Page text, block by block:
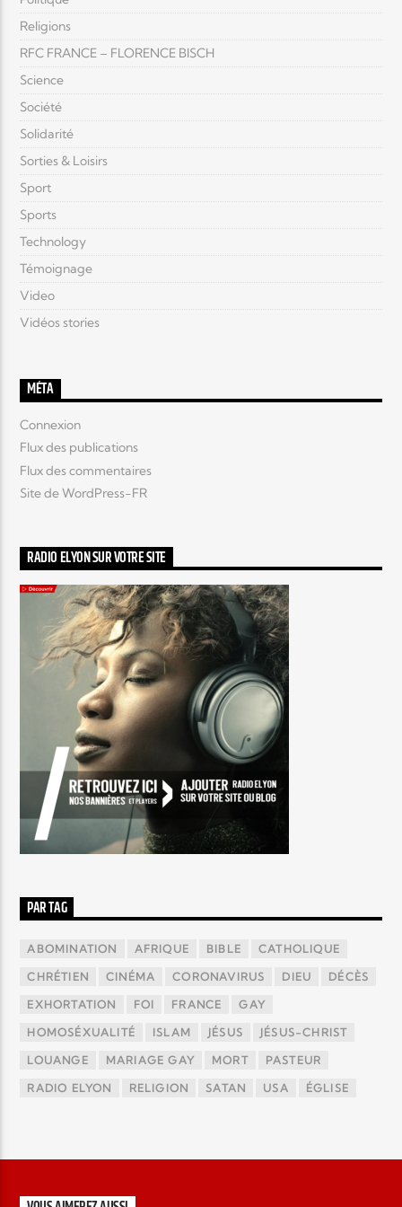
Religions
RFC FRANCE – FLORENCE BISCH
Science
Société
Solidarité
Sorties & Loisirs
Sport
Sports
Technology
Témoignage
Video
Vidéos stories
MÉTA
Connexion
Flux des publications
Flux des commentaires
Site de WordPress-FR
RADIO ELYON SUR VOTRE SITE
PAR TAG
ABOMINATION AFRIQUE BIBLE CATHOLIQUE
CHRÉTIEN CINÉMA CORONAVIRUS DIEU DÉCÈS
EXHORTATION FOI FRANCE GAY
HOMOSÉXUALITÉ ISLAM JÉSUS JÉSUS-CHRIST
LOUANGE MARIAGE GAY MORT PASTEUR
RADIO ELYON RELIGION SATAN USA ÉGLISE